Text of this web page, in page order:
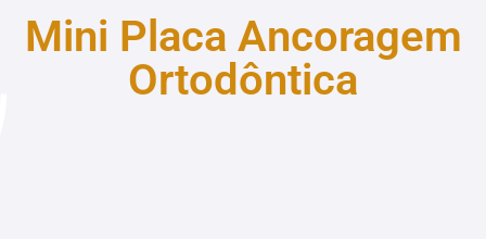
Mini Placa Ancoragem
Ortodôntica